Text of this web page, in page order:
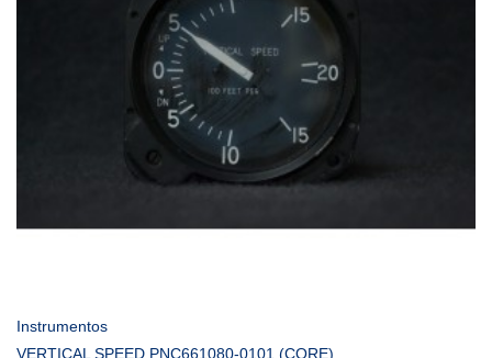
Instrumentos
VERTICAL SPEED PNC661080-0101 (CORE)